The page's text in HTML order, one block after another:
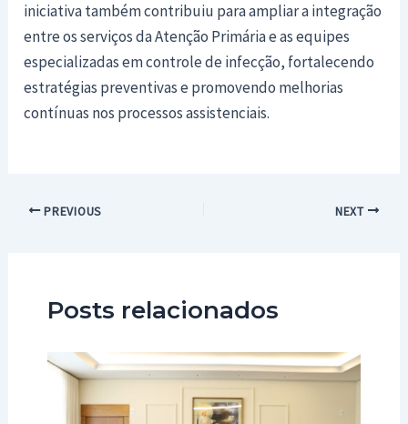
iniciativa também contribuiu para ampliar a integração
entre os serviços da Atenção Primária e as equipes
especializadas em controle de infecção, fortalecendo
estratégias preventivas e promovendo melhorias
contínuas nos processos assistenciais.
Post PREVIOUS NEXT
Posts relacionados